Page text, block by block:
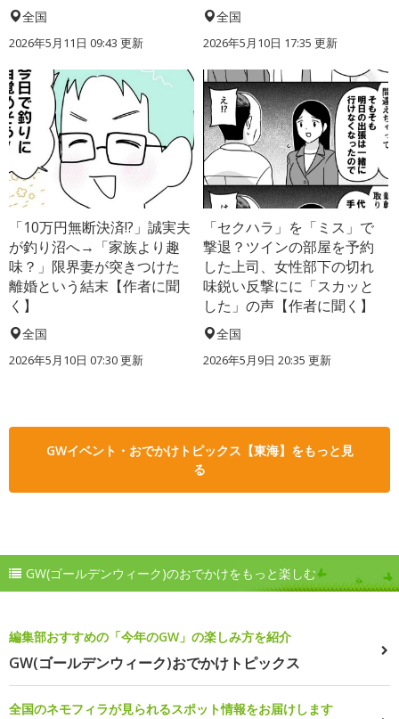
全国
2026年5月11日 09:43 更新
全国
2026年5月10日 17:35 更新
「10万円無断決済!?」誠実夫
が釣り沼へ→「家族より趣
味？」限界妻が突きつけた
離婚という結末【作者に聞
く】
全国
2026年5月10日 07:30 更新
「セクハラ」を「ミス」で
撃退？ツインの部屋を予約
した上司、女性部下の切れ
味鋭い反撃にに「スカッと
した」の声【作者に聞く】
全国
2026年5月9日 20:35 更新
GWイベント・おでかけトピックス【東海】をもっと見
る
GW(ゴールデンウィーク)のおでかけをもっと楽しむ
編集部おすすめの「今年のGW」の楽しみ方を紹介
GW(ゴールデンウィーク)おでかけトピックス
全国のネモフィラが見られるスポット情報をお届けします